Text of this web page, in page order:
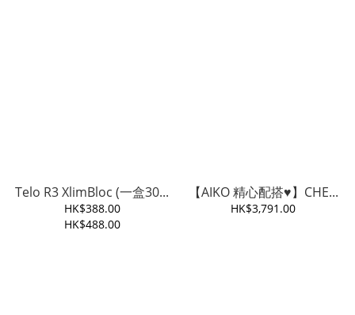
Telo R3 XlimBloc (一盒30...
HK$388.00
HK$488.00
【AIKO 精心配搭♥️】CHE...
HK$3,791.00